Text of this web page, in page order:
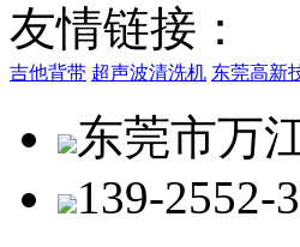
友情链接：
吉他背带 超声波清洗机 东莞高新
东莞市万
139-